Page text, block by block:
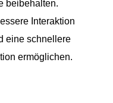
beibehalten.
Interaktion
eine schnellere
ermöglichen.